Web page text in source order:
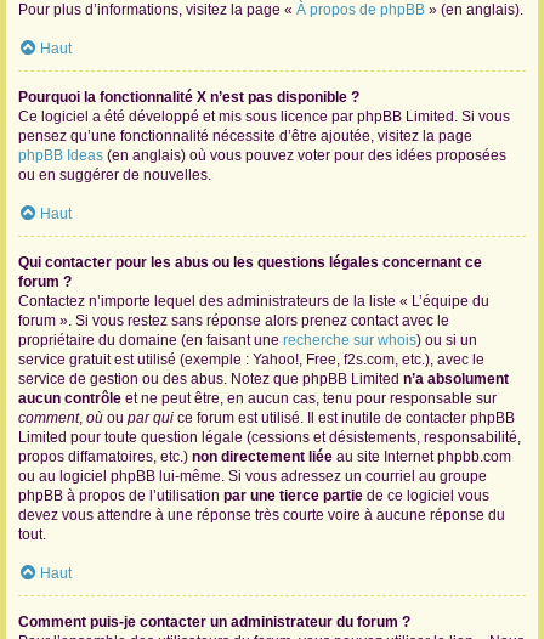
Pour plus d’informations, visitez la page « À propos de phpBB » (en anglais).
Haut
Pourquoi la fonctionnalité X n’est pas disponible ?
Ce logiciel a été développé et mis sous licence par phpBB Limited. Si vous
pensez qu’une fonctionnalité nécessite d’être ajoutée, visitez la page
phpBB Ideas (en anglais) où vous pouvez voter pour des idées proposées
ou en suggérer de nouvelles.
Haut
Qui contacter pour les abus ou les questions légales concernant ce
forum ?
Contactez n’importe lequel des administrateurs de la liste « L’équipe du
forum ». Si vous restez sans réponse alors prenez contact avec le
propriétaire du domaine (en faisant une recherche sur whois) ou si un
service gratuit est utilisé (exemple : Yahoo!, Free, f2s.com, etc.), avec le
service de gestion ou des abus. Notez que phpBB Limited n’a absolument
aucun contrôle et ne peut être, en aucun cas, tenu pour responsable sur
comment, où ou par qui ce forum est utilisé. Il est inutile de contacter phpBB
Limited pour toute question légale (cessions et désistements, responsabilité,
propos diffamatoires, etc.) non directement liée au site Internet phpbb.com
ou au logiciel phpBB lui-même. Si vous adressez un courriel au groupe
phpBB à propos de l’utilisation par une tierce partie de ce logiciel vous
devez vous attendre à une réponse très courte voire à aucune réponse du
tout.
Haut
Comment puis-je contacter un administrateur du forum ?